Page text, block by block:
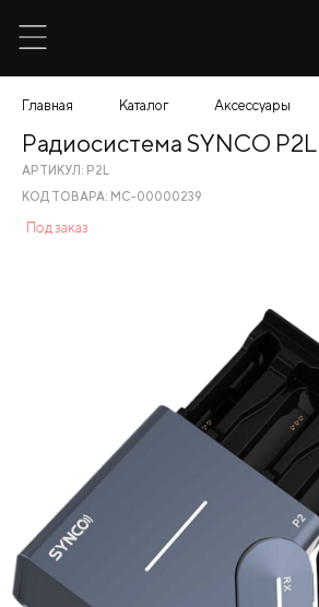
Главная Каталог Аксессуары
Радиосистема SYNCO
АРТИКУЛ: P2L
КОД ТОВАРА: МС-00000239
Под заказ